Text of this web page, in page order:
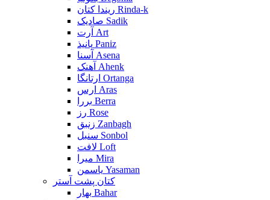
ریندا کتان Rinda-k
صادیک Sadik
آرت Art
پانیذ Paniz
آسنا Asena
آهنک Ahenk
ارتانگا Ortanga
ارس Aras
بررا Berra
رز Rose
زنبق Zanbagh
سنبل Sonbol
لافت Loft
میرا Mira
یاسمن Yasaman
کتان پشت آستر
بهار Bahar